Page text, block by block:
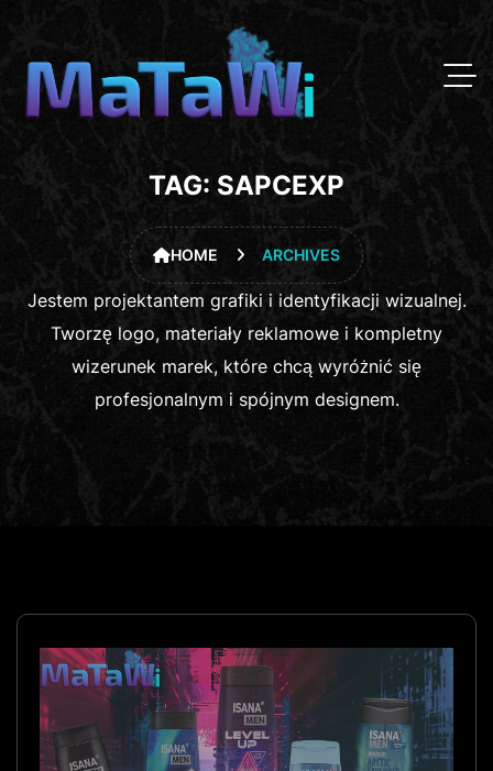
TAG: SAPCEXP
HOME ARCHIVES
Jestem projektantem grafiki i identyfikacji wizualnej.
Tworzę logo, materiały reklamowe i kompletny
wizerunek marek, które chcą wyróżnić się
profesjonalnym i spójnym designem.